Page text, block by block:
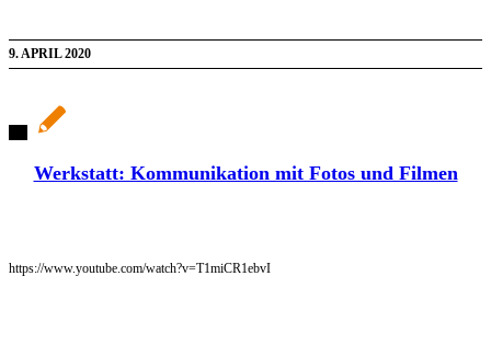
9. APRIL 2020
Werkstatt: Kommunikation mit Fotos und Filmen
https://www.youtube.com/watch?v=T1miCR1ebvI